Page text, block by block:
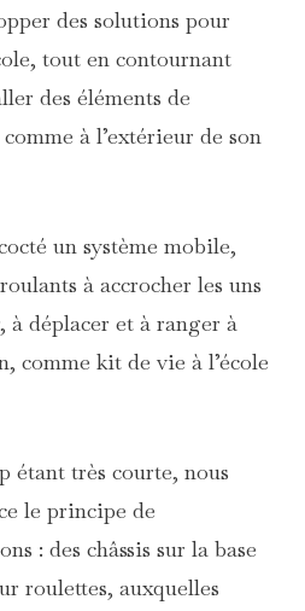
des solutions pour
tout en contournant
des éléments de
à l’extérieur de son
un système mobile,
à accrocher les uns
à déplacer et à ranger à
comme kit de vie à l’école
étant très courte, nous
le principe de
: des châssis sur la base
roulettes, auxquelles